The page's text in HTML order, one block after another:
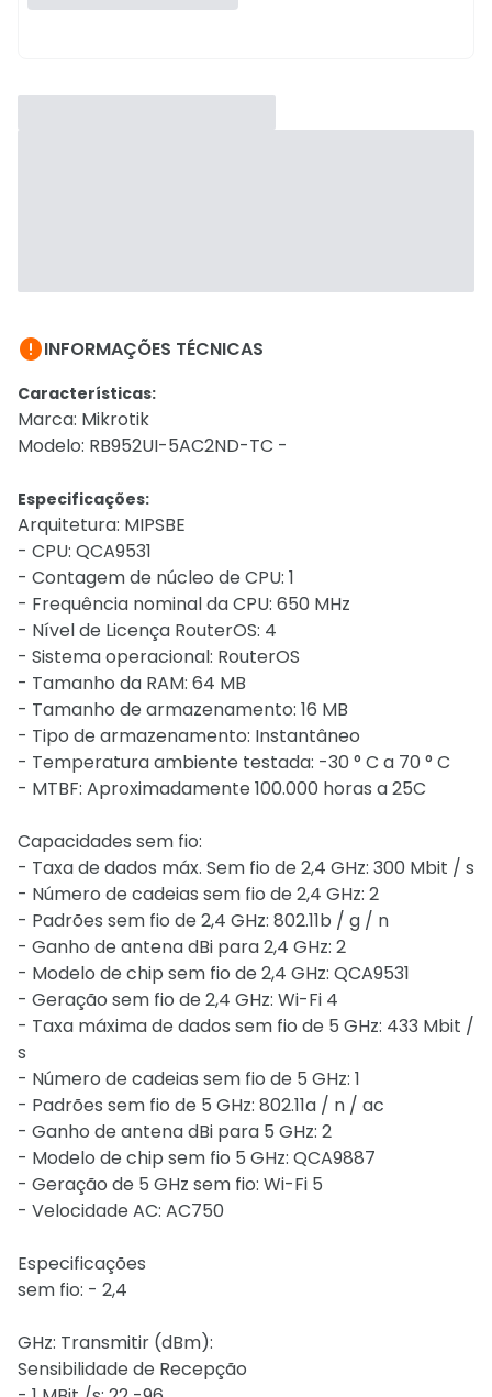
INFORMAÇÕES TÉCNICAS
Características:
Marca: Mikrotik
Modelo: RB952UI-5AC2ND-TC -
Especificações:
Arquitetura: MIPSBE
- CPU: QCA9531
- Contagem de núcleo de CPU: 1
- Frequência nominal da CPU: 650 MHz
- Nível de Licença RouterOS: 4
- Sistema operacional: RouterOS
- Tamanho da RAM: 64 MB
- Tamanho de armazenamento: 16 MB
- Tipo de armazenamento: Instantâneo
- Temperatura ambiente testada: -30 ° C a 70 ° C
- MTBF: Aproximadamente 100.000 horas a 25C
Capacidades sem fio:
- Taxa de dados máx. Sem fio de 2,4 GHz: 300 Mbit / s
- Número de cadeias sem fio de 2,4 GHz: 2
- Padrões sem fio de 2,4 GHz: 802.11b / g / n
- Ganho de antena dBi para 2,4 GHz: 2
- Modelo de chip sem fio de 2,4 GHz: QCA9531
- Geração sem fio de 2,4 GHz: Wi-Fi 4
- Taxa máxima de dados sem fio de 5 GHz: 433 Mbit /
s
- Número de cadeias sem fio de 5 GHz: 1
- Padrões sem fio de 5 GHz: 802.11a / n / ac
- Ganho de antena dBi para 5 GHz: 2
- Modelo de chip sem fio 5 GHz: QCA9887
- Geração de 5 GHz sem fio: Wi-Fi 5
- Velocidade AC: AC750
Especificações
sem fio: - 2,4
GHz: Transmitir (dBm):
Sensibilidade de Recepção